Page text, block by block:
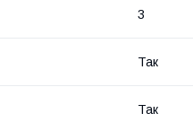
3
Так
Так